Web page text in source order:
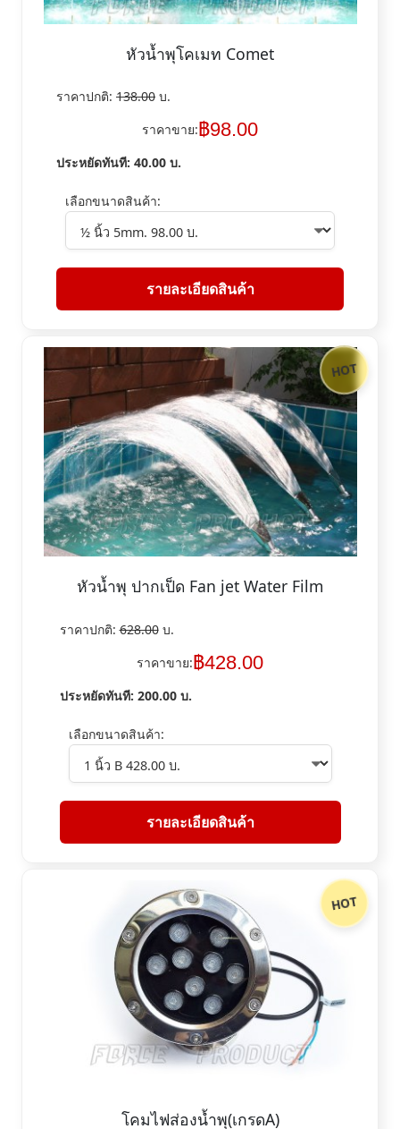
หัวน้ำพุโคเมท Comet
ราคาปกติ: 138.00 บ.
ราคาขาย: ฿98.00
ประหยัดทันที: 40.00 บ.
เลือกขนาดสินค้า:
รายละเอียดสินค้า
HOT
หัวน้ำพุ ปากเป็ด Fan jet Water Film
ราคาปกติ:628.00บ.
ราคาขาย:฿428.00
ประหยัดทันที: 200.00บ.
เลือกขนาดสินค้า:
รายละเอียดสินค้า
HOT
โคมไฟส่องน้ำพุ(เกรดA)